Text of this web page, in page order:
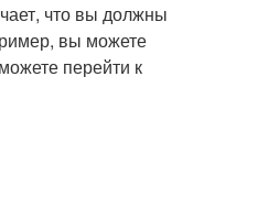
что вы должны
вы можете
перейти к